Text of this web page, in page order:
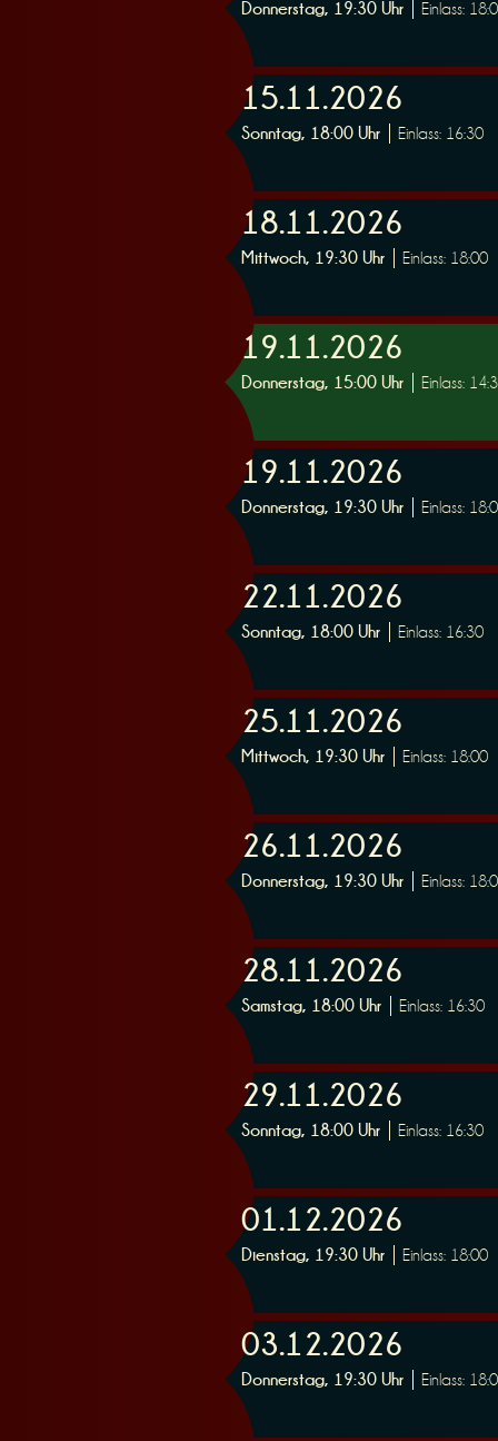
Donnerstag, 19:30 Uhr Einlass:
15.11.2026
Sonntag, 18:00 Uhr Einlass: 16:30
18.11.2026
Mittwoch, 19:30 Uhr Einlass: 18:00
19.11.2026
Donnerstag, 15:00 Uhr Einlass:
19.11.2026
Donnerstag, 19:30 Uhr Einlass:
22.11.2026
Sonntag, 18:00 Uhr Einlass: 16:30
25.11.2026
Mittwoch, 19:30 Uhr Einlass: 18:00
26.11.2026
Donnerstag, 19:30 Uhr Einlass:
28.11.2026
Samstag, 18:00 Uhr Einlass: 16:30
29.11.2026
Sonntag, 18:00 Uhr Einlass: 16:30
01.12.2026
Dienstag, 19:30 Uhr Einlass: 18:00
03.12.2026
Donnerstag, 19:30 Uhr Einlass: